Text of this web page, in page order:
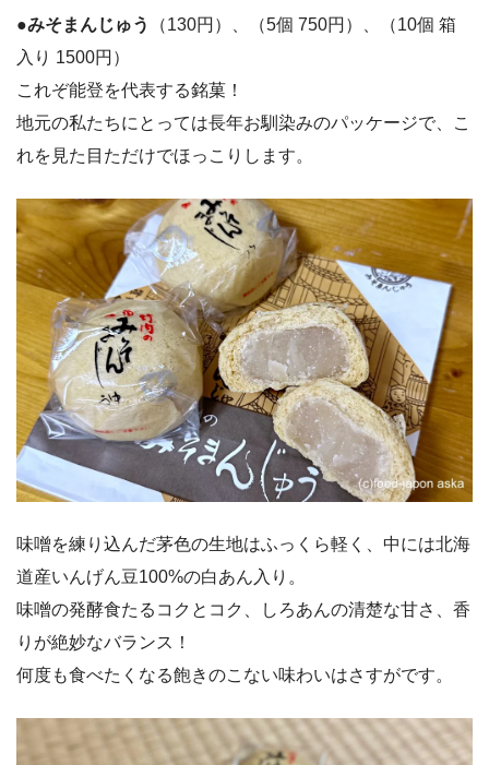
●みそまんじゅう
（130円）、（5個 750円）、（10個 箱
入り 1500円）
これぞ能登を代表する銘菓！
地元の私たちにとっては長年お馴染みのパッケージで、こ
れを見た目ただけでほっこりします。
味噌を練り込んだ茅色の生地はふっくら軽く、中には北海
道産いんげん豆100%の白あん入り。
味噌の発酵食たるコクとコク、しろあんの清楚な甘さ、香
りが絶妙なバランス！
何度も食べたくなる飽きのこない味わいはさすがです。